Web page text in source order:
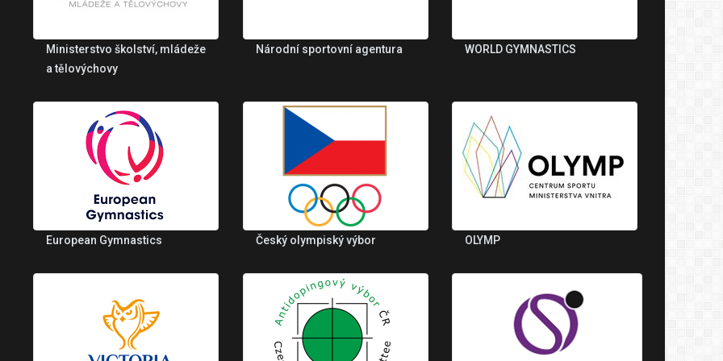
Ministerstvo školství, mládeže
a tělovýchovy
Národní sportovní agentura WORLD GYMNASTICS
European Gymnastics Český olympiský výbor OLYMP